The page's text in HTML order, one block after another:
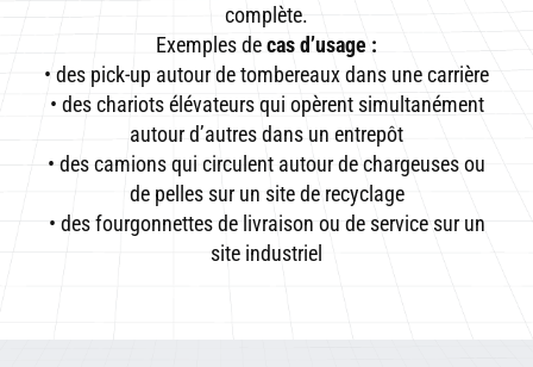
complète.
Exemples decas d’usage :
• des pick-up autour de tombereaux dans une carrière
• des chariots élévateurs qui opèrent simultanément
autour d’autres dans un entrepôt
• des camions qui circulent autour de chargeuses ou
de pelles sur un site de recyclage
• des fourgonnettes de livraison ou de service sur un
site industriel